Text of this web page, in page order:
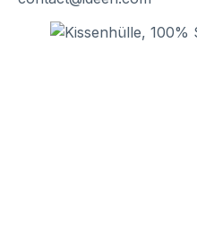
Bildergalerie überspringen